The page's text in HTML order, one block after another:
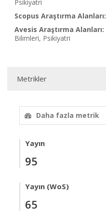
Psikiyatri
Scopus Araştırma Alanları:
Avesis Araştırma Alanları:
Bilimleri, Psikiyatri
Metrikler
Daha fazla metrik
Yayın
95
Yayın (WoS)
65